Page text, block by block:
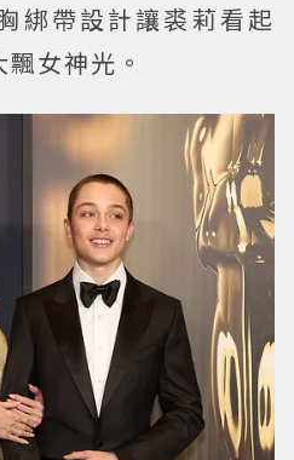
綁帶設計讓裘莉看起
女神光。